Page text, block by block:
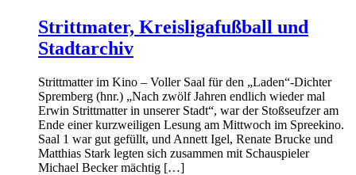
Strittmater, Kreisligafußball und
Stadtarchiv
Strittmatter im Kino – Voller Saal für den „Laden“-Dichter
Spremberg (hnr.) „Nach zwölf Jahren endlich wieder mal
Erwin Strittmatter in unserer Stadt“, war der Stoßseufzer am
Ende einer kurzweiligen Lesung am Mittwoch im Spreekino.
Saal 1 war gut gefüllt, und Annett Igel, Renate Brucke und
Matthias Stark legten sich zusammen mit Schauspieler
Michael Becker mächtig […]